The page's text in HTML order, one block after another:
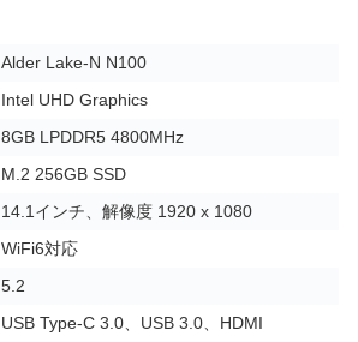
Alder Lake-N N100
Intel UHD Graphics
8GB LPDDR5 4800MHz
M.2 256GB SSD
14.1インチ 、解像度 1920 x 1080
WiFi6対応
5.2
USB Type-C 3.0、USB 3.0、HDMI